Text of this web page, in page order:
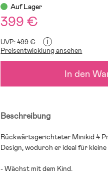
Auf Lager
399 €
UVP: 499 € i
Preisentwicklung ansehen
In den
Beschreibung
Rückwärtsgerichteter Minikid 4
Design, wodurch er ideal für
- Wächst mit dem Kind.